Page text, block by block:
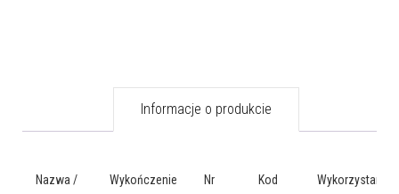
Informacje o produkcie
Nazwa /
Wykończenie
Nr
Kod Wykorzystanie